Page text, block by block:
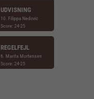
UDVISNING
10. Filippa Nedovic
Score: 24-25
REGELFEJL
6. Marita Mortensen
Score: 24-25